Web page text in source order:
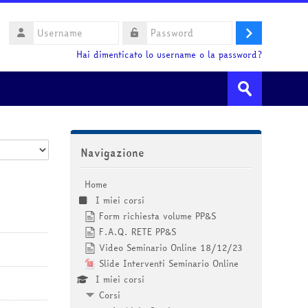
Username
Login
Hai dimenticato lo username o la password?
Invia
Salta Navigazione
Navigazione
Home
I miei corsi
Form richiesta volume PP&S
F.A.Q. RETE PP&S
Video Seminario Online 18/12/23
Slide Interventi Seminario Online
I miei corsi
Corsi